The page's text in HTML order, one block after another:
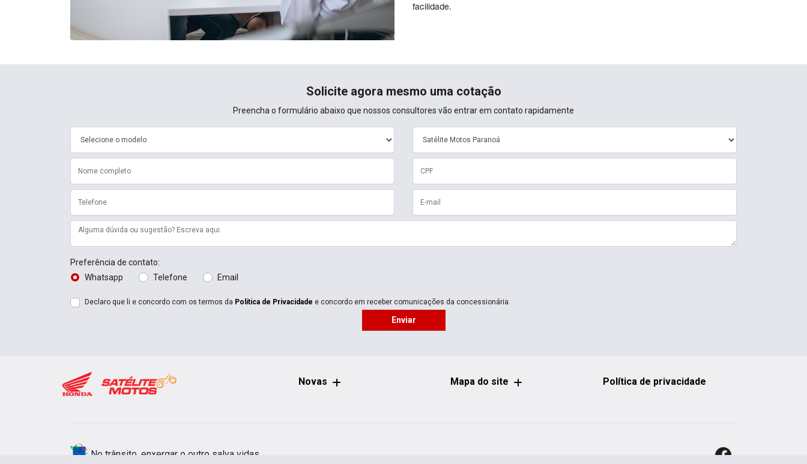
facilidade.
Solicite agora mesmo uma cotação
Preencha o formulário abaixo que nossos consultores vão entrar em contato rapidamente
Preferência de contato:
Whatsapp
Telefone Email
Declaro que li e concordo com os termos da Política de Privacidade e concordo em receber comunicações da concessionária.
Enviar
Novas Mapa do site Política de privacidade
No trânsito, enxergar o outro salva vidas.